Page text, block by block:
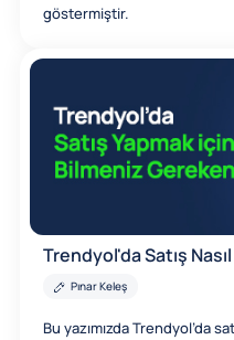
göstermiştir.
Trendyol'da Satış Nasıl
Pınar Keleş
Bu yazımızda Trendyol’da